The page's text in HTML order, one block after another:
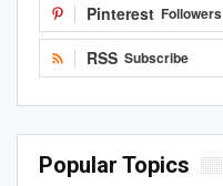
Pinterest Followers
RSS Subscribe
Popular Topics